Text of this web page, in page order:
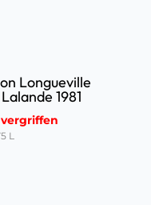
Longueville
1981
vergriffen
L